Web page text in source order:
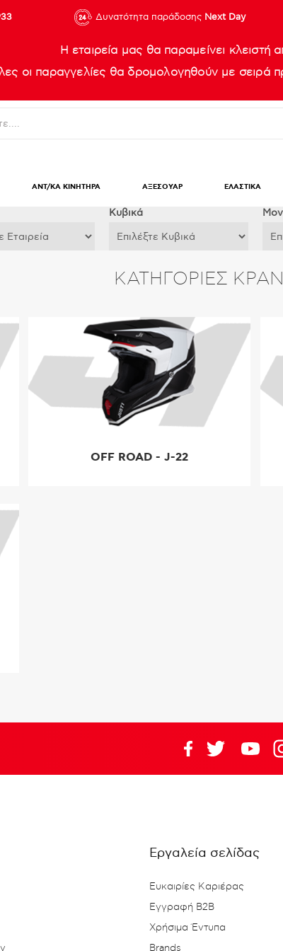
Δυνατότητα παράδοσης Next Day
Η εταιρεία μας θα παραμείνει
οι παραγγελίες θα δρομολογηθούν με σειρά
ΑΝΤ/ΚΑ ΚΙΝΗΤΗΡΑ ΑΞΕΣΟΥΑΡ ΕΛΑΣΤΙΚΑ
Κυβικά
ΚΑΤΗΓΟΡΊΕΣ
OFF ROAD - J-22
Εργαλεία σελίδας
Ευκαιρίες Καριέρας
Εγγραφή B2B
Χρήσιμα Έντυπα
Brands